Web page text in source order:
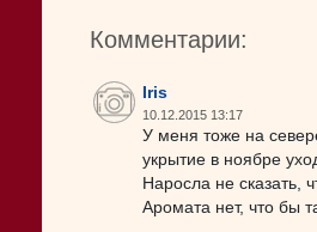
Комментарии:
Iris
10.12.2015 13:17
У меня тоже на
укрытие в ноябре
Наросла не сказать,
Аромата нет, что бы